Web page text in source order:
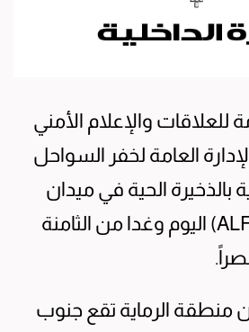
للعلاقات والإعلام الأمني
العامة لخفر السواحل
بالذخيرة الحية في ميدان
الرماية - البحري (ALFA) اليوم وغدا من الثامنة
منطقة الرماية تقع جنوب